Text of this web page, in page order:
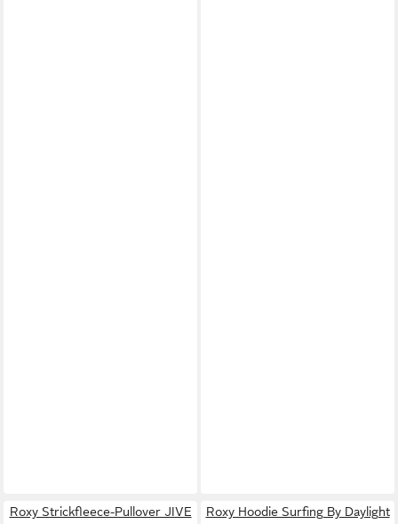
Roxy Strickfleece-Pullover JIVE Roxy Hoodie Surfing By Daylight